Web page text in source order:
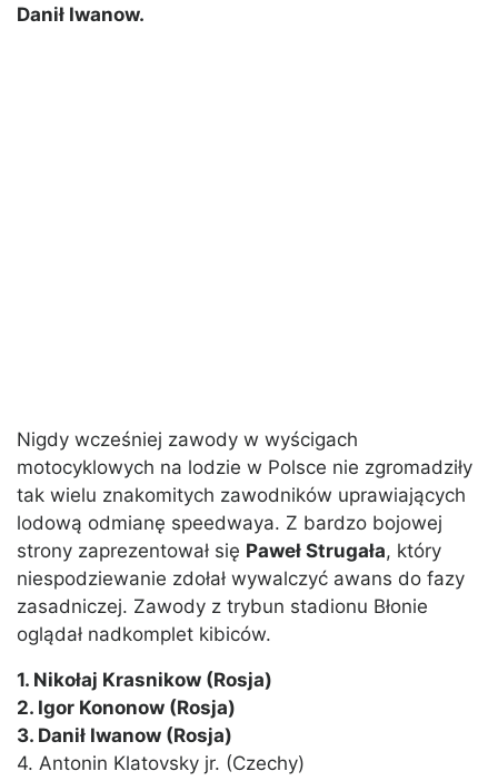
Danił Iwanow.
Nigdy wcześniej zawody w wyścigach
motocyklowych na lodzie w Polsce nie zgromadziły
tak wielu znakomitych zawodników uprawiających
lodową odmianę speedwaya. Z bardzo bojowej
strony zaprezentował się Paweł Strugała, który
niespodziewanie zdołał wywalczyć awans do fazy
zasadniczej. Zawody z trybun stadionu Błonie
oglądał nadkomplet kibiców.
1. Nikołaj Krasnikow (Rosja)
2. Igor Kononow (Rosja)
3. Danił Iwanow (Rosja)
4. Antonin Klatovsky jr. (Czechy)